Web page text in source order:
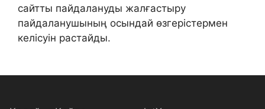
сайтты пайдалануды жалғастыру
пайдаланушының осындай өзгерістермен
келісуін растайды.